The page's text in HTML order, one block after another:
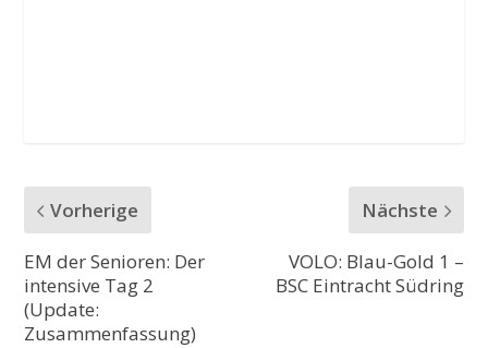
Vorherige
EM der Senioren: Der
intensive Tag 2
(Update:
Zusammenfassung)
Nächste
VOLO: Blau-Gold 1 –
BSC Eintracht Südring